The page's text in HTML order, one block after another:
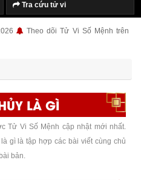
Tra cứu tử vi
Theo dõi Tử Vi Số Mệnh trên
LÀ GÌ
Tử Vi Số Mệnh cập nhật mới nhất.
gì là tập hợp các bài viết cùng chủ
bản.